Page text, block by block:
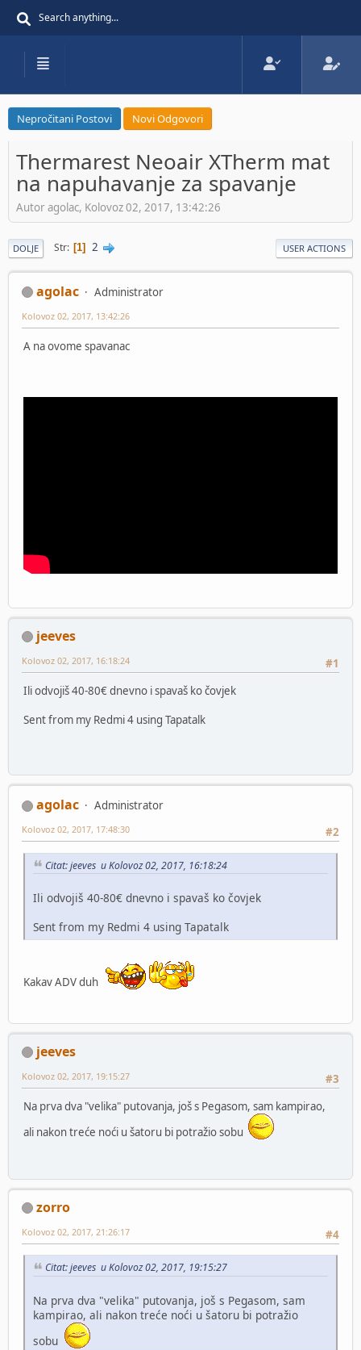
Nepročitani Postovi Novi Odgovori
Thermarest Neoair XTherm mat
na napuhavanje za spavanje
Autor agolac, Kolovoz 02, 2017, 13:42:26
DOLJE Str 1 2 USER ACTIONS
agolac Administrator
Kolovoz 02, 2017, 13:42:26
A na ovome spavanac
jeeves
#1
Kolovoz 02, 2017, 16:18:24
Ili odvojiš 40-80€ dnevno i spavaš ko čovjek
Sent from my Redmi 4 using Tapatalk
agolac
Administrator
#2
Kolovoz 02, 2017, 17:48:30
Citat: jeeves u Kolovoz 02, 2017, 16:18:24
Ili odvojiš 40-80€ dnevno i spavaš ko čovjek
Sent from my Redmi 4 using Tapatalk
Kakav ADV duh
jeeves
#3
Kolovoz 02, 2017, 19:15:27
Na prva dva "velika" putovanja, još s Pegasom, sam kampirao,
ali nakon treće noći u šatoru bi potražio sobu
zorro
#4
Kolovoz 02, 2017, 21:26:17
Citat: jeeves u Kolovoz 02, 2017, 19:15:27
Na prva dva "velika" putovanja, još s Pegasom, sam
kampirao, ali nakon treće noći u šatoru bi potražio
sobu